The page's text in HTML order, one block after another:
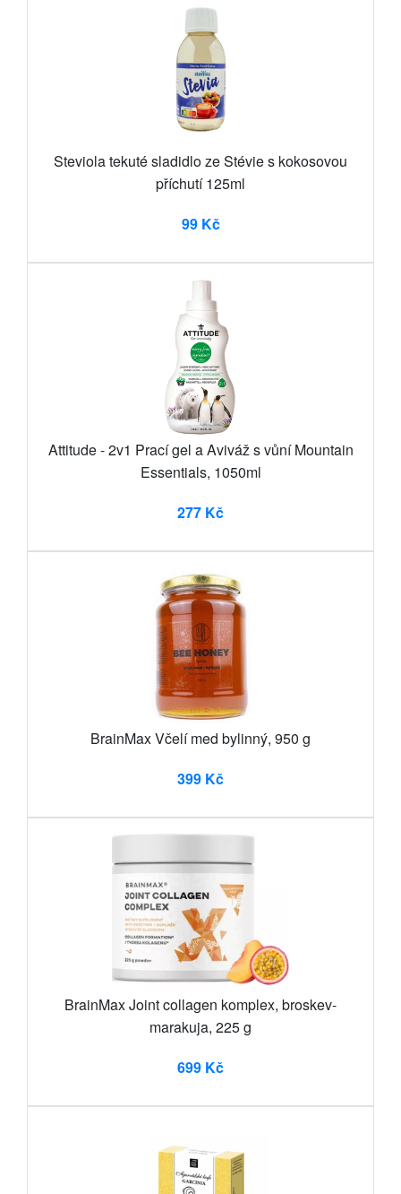
Steviola tekuté sladidlo ze Stévie s kokosovou
příchutí 125ml
99 Kč
Attitude - 2v1 Prací gel a Aviváž s vůní Mountain
Essentials, 1050ml
277 Kč
BrainMax Včelí med bylinný, 950 g
399 Kč
BrainMax Joint collagen komplex, broskev-
marakuja, 225 g
699 Kč